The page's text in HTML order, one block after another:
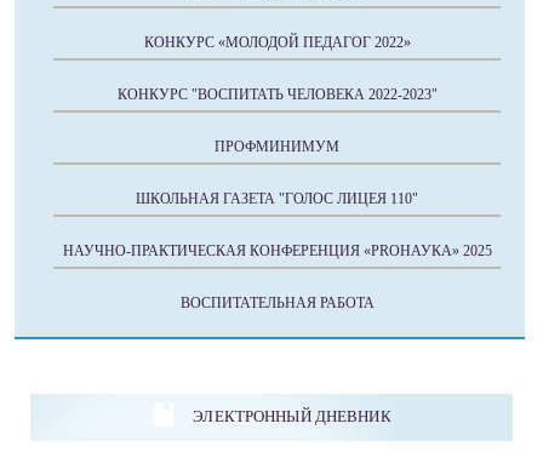
КОНКУРС «МОЛОДОЙ ПЕДАГОГ 2022»
КОНКУРС "ВОСПИТАТЬ ЧЕЛОВЕКА 2022-2023"
ПРОФМИНИМУМ
ШКОЛЬНАЯ ГАЗЕТА "ГОЛОС ЛИЦЕЯ 110"
НАУЧНО-ПРАКТИЧЕСКАЯ КОНФЕРЕНЦИЯ «PROНАУКА» 2025
ВОСПИТАТЕЛЬНАЯ РАБОТА
ЭЛЕКТРОННЫЙ ДНЕВНИК